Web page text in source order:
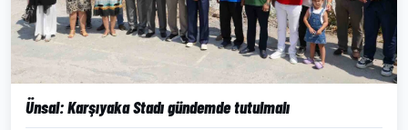
Ünsal: Karşıyaka Stadı gündemde tutulmalı